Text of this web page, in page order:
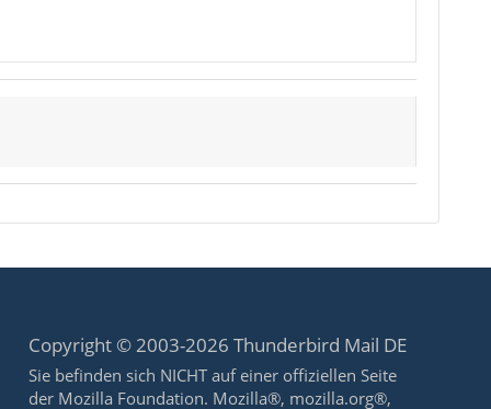
Copyright © 2003-2026 Thunderbird Mail DE
Sie befinden sich NICHT auf einer offiziellen Seite
der Mozilla Foundation. Mozilla®, mozilla.org®,